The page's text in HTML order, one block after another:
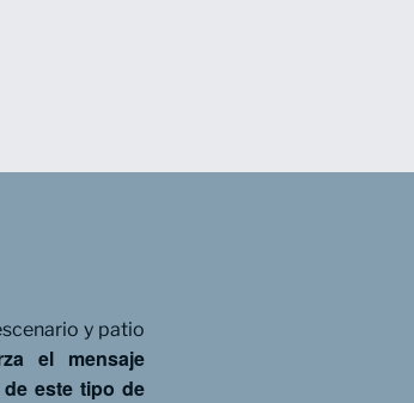
y patio
el mensaje
este tipo de